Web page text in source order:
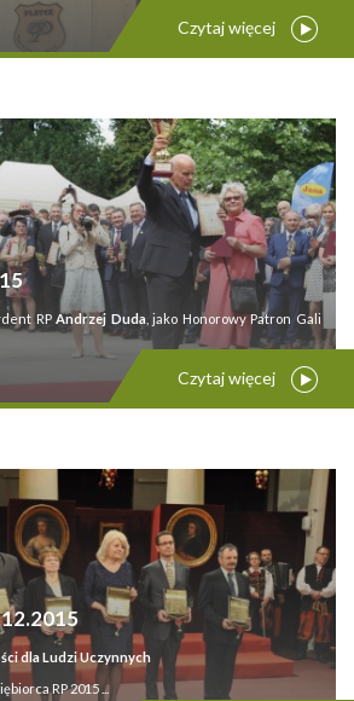
Czytaj więcej
RPAndrzej Duda, jako Honorowy Patron Gali
Czytaj więcej
dla Ludzi Uczynnych
RP 2015 ...